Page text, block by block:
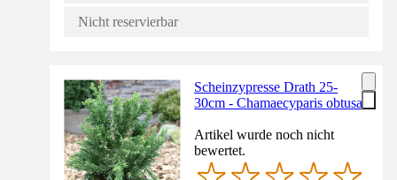
Nicht reservierbar
Scheinzypresse Drath 25-
30cm - Chamaecyparis obtusa
Artikel wurde noch nicht
bewertet.